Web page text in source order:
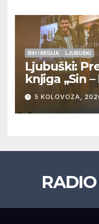
natjecanje
BIH I REGIJA LJUBUŠKI
Ljubuški:
knjiga „Sin
dr. sc.
5 KOLOVOZA,